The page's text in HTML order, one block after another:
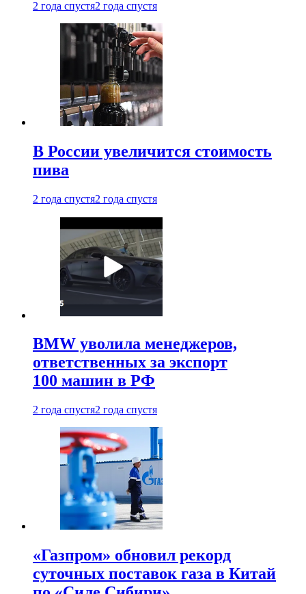
2 года спустя2 года спустя
В России увеличится стоимость
пива
2 года спустя2 года спустя
BMW уволила менеджеров,
ответственных за экспорт
100 машин в РФ
2 года спустя2 года спустя
«Газпром» обновил рекорд
суточных поставок газа в Китай